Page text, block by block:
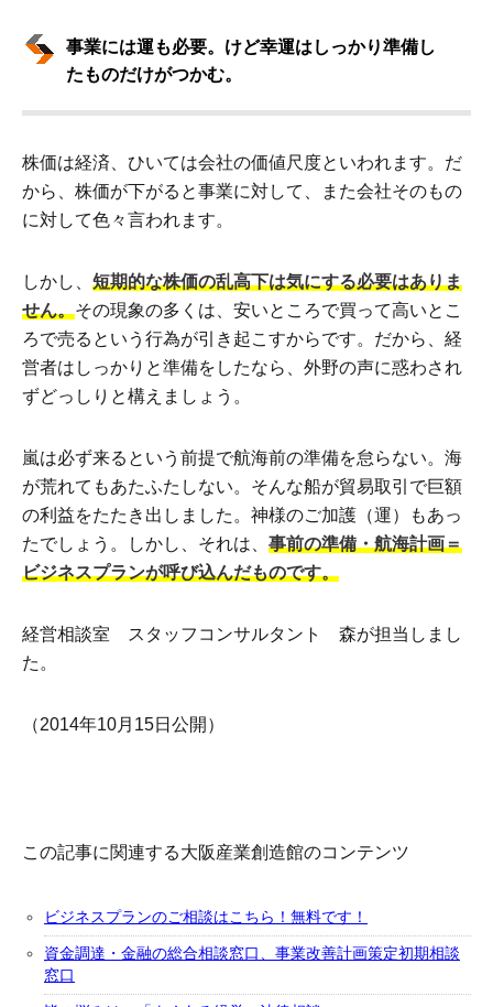
事業には運も必要。けど幸運はしっかり準備し
たものだけがつかむ。
株価は経済、ひいては会社の価値尺度といわれます。だ
から、株価が下がると事業に対して、また会社そのもの
に対して色々言われます。
しかし、 短期的な株価の乱高下は気にする必要はありま
せん。その現象の多くは、安いところで買って高いとこ
ろで売るという行為が引き起こすからです。だから、経
営者はしっかりと準備をしたなら、外野の声に惑わされ
ずどっしりと構えましょう。
嵐は必ず来るという前提で航海前の準備を怠らない。海
が荒れてもあたふたしない。そんな船が貿易取引で巨額
の利益をたたき出しました。神様のご加護（運）もあっ
たでしょう。しかし、それは、 事前の準備・航海計画＝
ビジネスプランが呼び込んだものです。
経営相談室 スタッフコンサルタント 森が担当しまし
た。
（2014年10月15日公開）
この記事に関連する大阪産業創造館のコンテンツ
ビジネスプランのご相談はこちら！無料です！
資金調達・金融の総合相談窓口、事業改善計画策定初期相談
窓口